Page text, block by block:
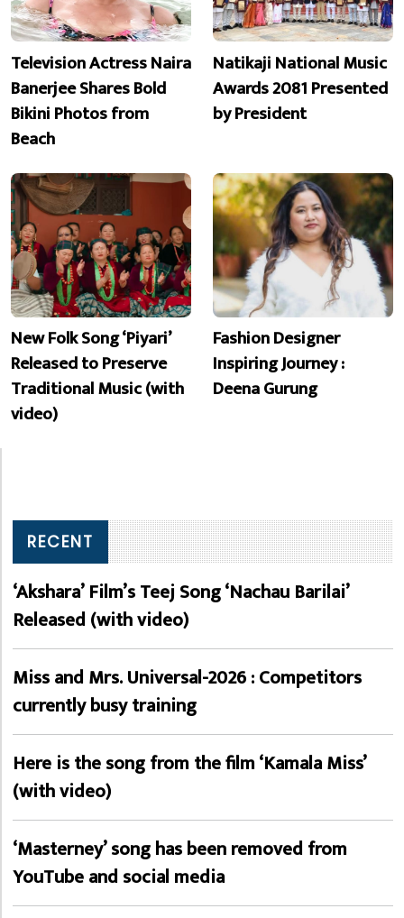
Television Actress Naira
Banerjee Shares Bold
Bikini Photos from
Beach
Natikaji National Music
Awards 2081 Presented
by President
New Folk Song ‘Piyari’
Released to Preserve
Traditional Music (with
video)
Fashion Designer
Inspiring Journey :
Deena Gurung
RECENT
‘Akshara’ Film’s Teej Song ‘Nachau Barilai’
Released (with video)
Miss and Mrs. Universal-2026 : Competitors
currently busy training
Here is the song from the film ‘Kamala Miss’
(with video)
‘Masterney’ song has been removed from
YouTube and social media